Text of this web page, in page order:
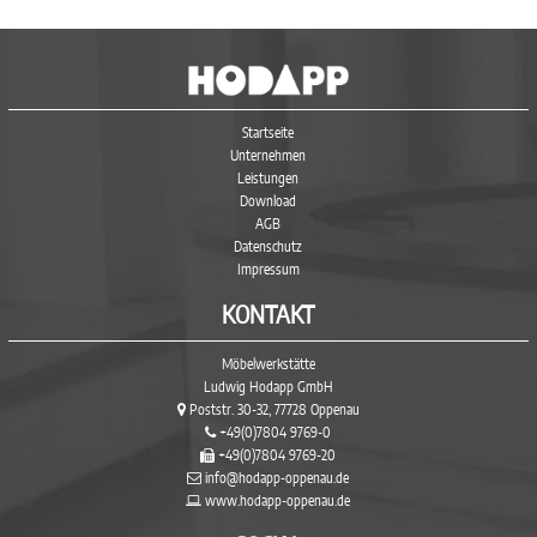
Startseite
Unternehmen
Leistungen
Download
AGB
Datenschutz
Impressum
KONTAKT
Möbelwerkstätte
Ludwig Hodapp GmbH
Poststr. 30-32, 77728 Oppenau
+49(0)7804 9769-0
+49(0)7804 9769-20
info@hodapp-oppenau.de
www.hodapp-oppenau.de